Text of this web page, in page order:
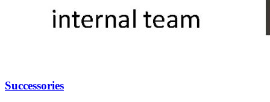
Successories